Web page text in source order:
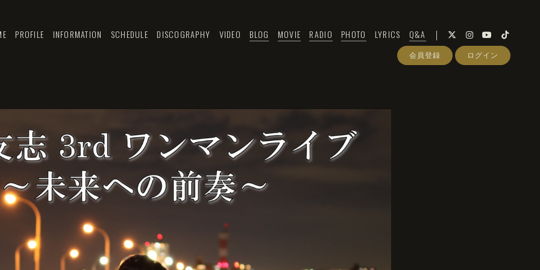
PROFILE INFORMATION SCHEDULE DISCOGRAPHY VIDEO BLOG MOVIE RADIO PHOTO LYRICS Q&A
会員登録 ログイン